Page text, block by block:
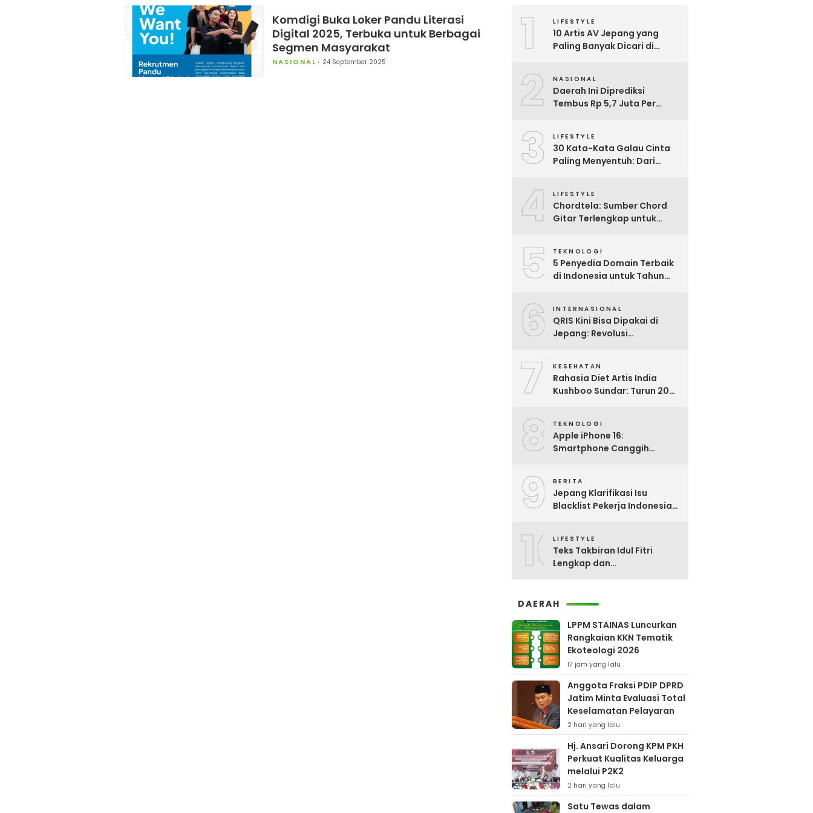
Komdigi Buka Loker Pandu Literasi
Digital 2025, Terbuka untuk Berbagai
Segmen Masyarakat
NASIONAL 24 September 2025 1 LIFESTYLE
10 Artis AV Jepang yang
Paling Banyak Dicari di
2 NASIONAL
Daerah Ini Diprediksi
Tembus Rp 5,7 Juta Per
Upah Minimum 2026
3 LIFESTYLE
30 Kata-Kata Galau Cinta
Paling Menyentuh: Dari
4 LIFESTYLE
Chordtela: Sumber Chord
Gitar Terlengkap untuk
5 TEKNOLOGI
5 Penyedia Domain Terbaik
di Indonesia untuk Tahun
6 INTERNASIONAL
QRIS Kini Bisa Dipakai di
Jepang: Revolusi
7 KESEHATAN
Rahasia Diet Artis India
Kushboo Sundar: Turun 20
8 TEKNOLOGI
Apple iPhone 16:
Smartphone Canggih
9 BERITA
Jepang Klarifikasi Isu
Blacklist Pekerja Indonesia,
10LIFESTYLE
Teks Takbiran Idul Fitri
Lengkap dan
DAERAH
LPPM STAINAS Luncurkan
Rangkaian KKN Tematik
Ekoteologi 2026
17 jam yang lalu
Anggota Fraksi PDIP DPRD
Jatim Minta Evaluasi Total
Keselamatan Pelayaran
2 hari yang lalu
Hj. Ansari Dorong KPM PKH
Perkuat Kualitas Keluarga
melalui P2K2
2 hari yang lalu
Satu Tewas dalam